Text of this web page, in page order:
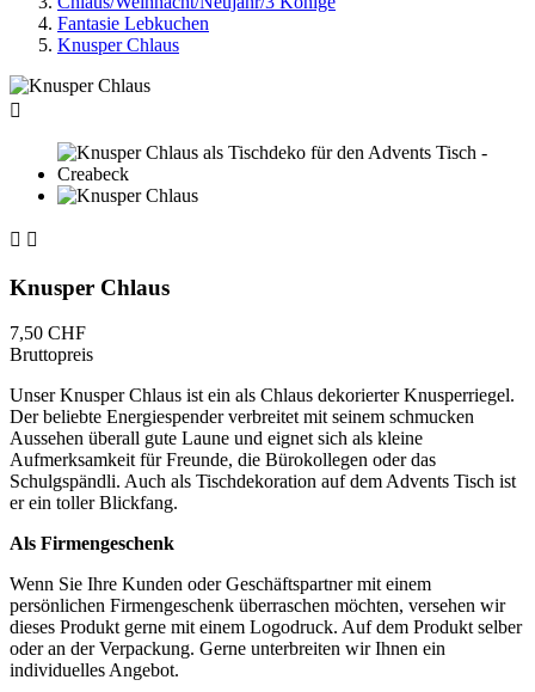
Fantasie Lebkuchen
Knusper Chlaus

 
Knusper Chlaus
7,50 CHF
Bruttopreis
Unser Knusper Chlaus ist ein als Chlaus dekorierter Knusperriegel.
Der beliebte Energiespender verbreitet mit seinem schmucken
Aussehen überall gute Laune und eignet sich als kleine
Aufmerksamkeit für Freunde, die Bürokollegen oder das
Schulgspändli. Auch als Tischdekoration auf dem Advents Tisch ist
er ein toller Blickfang.
Als Firmengeschenk
Wenn Sie Ihre Kunden oder Geschäftspartner mit einem
persönlichen Firmengeschenk überraschen möchten, versehen wir
dieses Produkt gerne mit einem Logodruck. Auf dem Produkt selber
oder an der Verpackung. Gerne unterbreiten wir Ihnen ein
individuelles Angebot.